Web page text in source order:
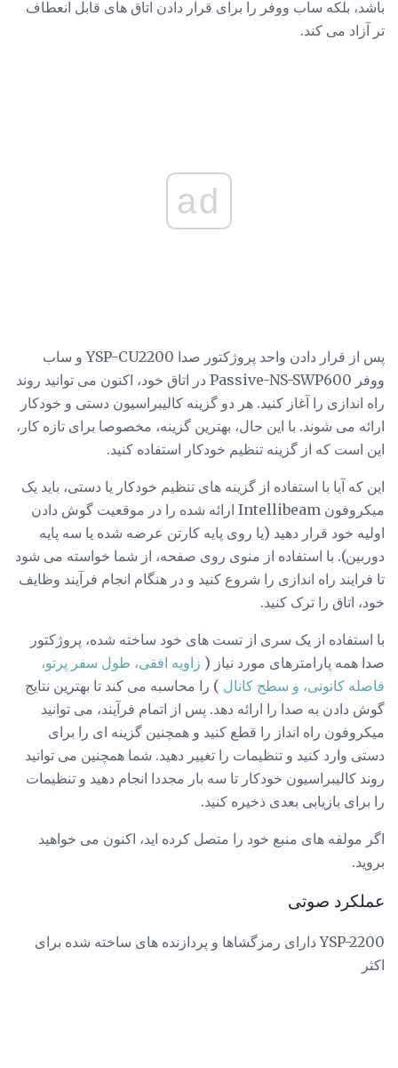
باشد، بلکه ساب ووفر را برای قرار دادن اتاق های قابل انعطاف
تر آزاد می کند.
ad
پس از قرار دادن واحد پروژکتور صدا YSP-CU2200 و ساب
ووفر Passive-NS-SWP600 در اتاق خود، اکنون می توانید روند
راه اندازی را آغاز کنید. هر دو گزینه کالیبراسیون دستی و خودکار
ارائه می شوند. با این حال، بهترین گزینه، مخصوصا برای تازه کار،
این است که از گزینه تنظیم خودکار استفاده کنید.
این که آیا با استفاده از گزینه های تنظیم خودکار یا دستی، باید یک
میکروفون Intellibeam ارائه شده را در موقعیت گوش دادن
اولیه خود قرار دهید (یا روی پایه کارتن عرضه شده یا سه پایه
دوربین). با استفاده از منوی روی صفحه، از شما خواسته می شود
تا فرایند راه اندازی را شروع کنید و در هنگام انجام فرآیند وظایف
خود، اتاق را ترک کنید.
با استفاده از یک سری از تست های خود ساخته شده، پروژکتور
صدا همه پارامترهای مورد نیاز ( زاویه افقی، طول سفر پرتو،
فاصله کانونی، و سطح کانال ) را محاسبه می کند تا بهترین نتایج
گوش دادن به صدا را ارائه دهد. پس از اتمام فرآیند، می توانید
میکروفون راه انداز را قطع کنید و همچنین گزینه ای را برای
دستی وارد کنید و تنظیمات را تغییر دهید. شما همچنین می توانید
روند کالیبراسیون خودکار تا سه بار مجددا انجام دهید و تنظیمات
را برای بازیابی بعدی ذخیره کنید.
اگر مولفه های منبع خود را متصل کرده اید، اکنون می خواهید
بروید.
عملکرد صوتی
YSP-2200 دارای رمزگشاها و پردازنده های ساخته شده برای
اکثر